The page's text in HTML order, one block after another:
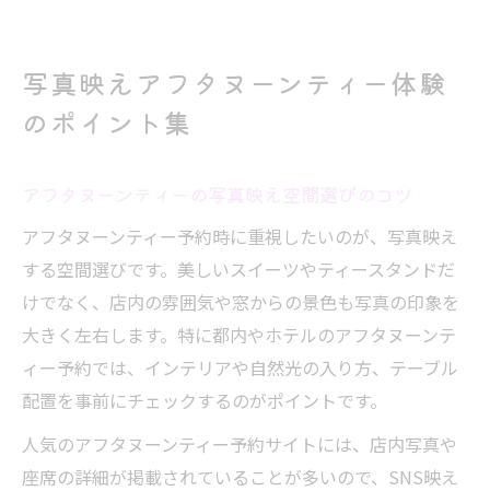
写真映えアフタヌーンティー体験
のポイント集
アフタヌーンティー予約時に重視したいのが、写真映え
する空間選びです。美しいスイーツやティースタンドだ
けでなく、店内の雰囲気や窓からの景色も写真の印象を
大きく左右します。特に都内やホテルのアフタヌーンテ
ィー予約では、インテリアや自然光の入り方、テーブル
配置を事前にチェックするのがポイントです。
人気のアフタヌーンティー予約サイトには、店内写真や
座席の詳細が掲載されていることが多いので、SNS映え